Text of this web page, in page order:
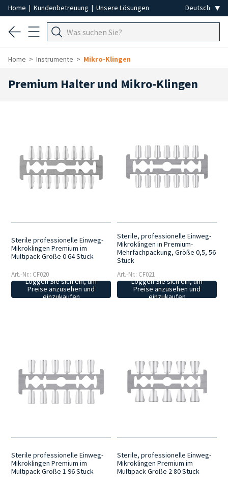
Home | Kundenbetreuung | Unsere Lösungen
Home Instrumente Mikro-Klingen
Premium Halter und Mikro-Klingen
Sterile professionelle Einweg-
Mikroklingen Premium im
Multipack Größe 0 64 Stück
Art.-Nr.: CF020
Loggen Sie sich ein, um
Preise anzusehen und
einzukaufen
Sterile, professionelle Einweg-
Mikroklingen in Premium-
Mehrfachpackung, Größe 0,5, 56
Stück
Art.-Nr.: CF021
Loggen Sie sich ein, um
Preise anzusehen und
einzukaufen
Sterile professionelle Einweg-
Mikroklingen Premium im
Multipack Größe 1 96 Stück
Sterile, professionelle Einweg-
Mikroklingen Premium im
Multipack Größe 2 80 Stück